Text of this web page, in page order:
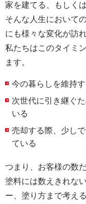
家を建てる、もしくは
そんな人生において
にも様々な変化が訪れ
私たちはこのタイミ
ます。
今の暮らしを維持
次世代に引き継ぐ
いる
売却する際、少し
ている
つまり、お客様の数
塗料には数えきれな
ー、塗り方まで考え